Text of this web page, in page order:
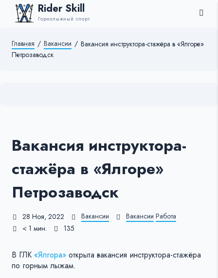
Rider Skill
Горнолыжный спорт
Главная / Вакансии / Вакансия инструктора-стажёра в «Ялгоре»
Петрозаводск
Вакансия инструктора-
стажёра в «Ялгоре»
Петрозаводск
28 Ноя, 2022 Вакансии Вакансии Работа
< 1 мин.
135
В ГЛК «Ялгора» открыта вакансия инструктора-стажёра
по горным лыжам.